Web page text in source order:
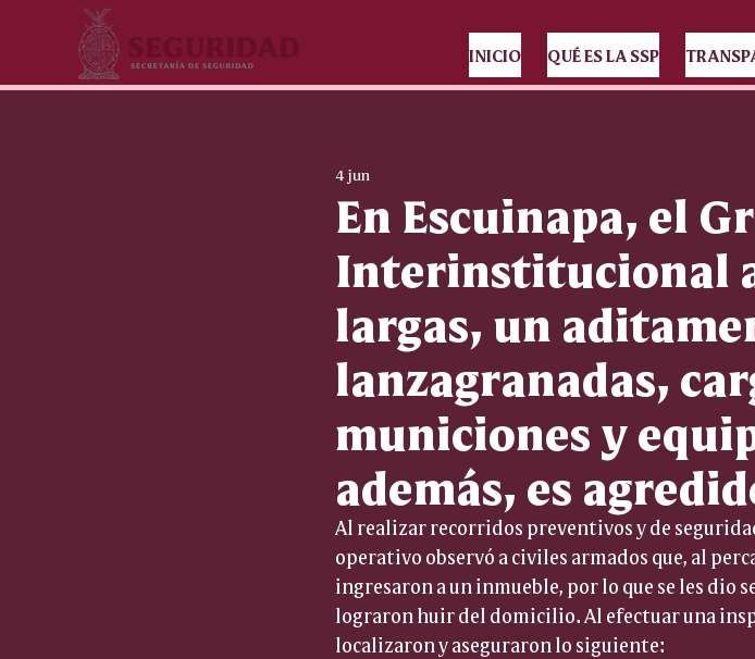
INICIO QUÉ ES LA SSP
En Escuinapa, el
Interinstitucional
largas, un
lanzagranadas,
municiones y
además, es
4 jun
Al realizar recorridos preventivos y de
operativo observó a civiles armados que, al
ingresaron a un inmueble, por lo que se les
lograron huir del domicilio. Al efectuar una
localizaron y aseguraron lo siguiente: